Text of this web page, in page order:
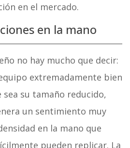
en el mercado.
en la mano
no hay mucho que decir:
extremadamente bien
sea su tamaño reducido,
un sentimiento muy
en la mano que
pueden replicar. La